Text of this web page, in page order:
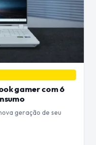
gamer com 6
geração de seu